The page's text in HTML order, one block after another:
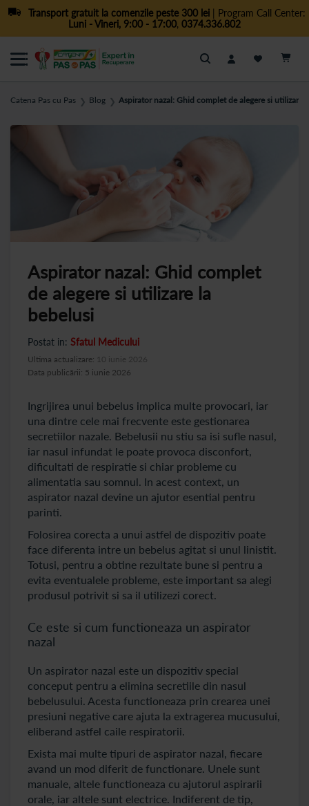
Transport gratuit la comenzile peste 300 lei| Program Call Center:
Luni - Vineri, 9:00 - 17:00, 0374.336.802
Cautare
Catena Pas cu Pas ❯ Blog ❯ Aspirator nazal: Ghid complet de alegere si utilizare
Aspirator nazal: Ghid complet
de alegere si utilizare la
bebelusi
Postat in: Sfatul Medicului
Data publicării: 5 iunie 2026
Ultima actualizare: 10 iunie 2026
Ingrijirea unui bebelus implica multe provocari, iar
una dintre cele mai frecvente este gestionarea
secretiilor nazale. Bebelusii nu stiu sa isi sufle nasul,
iar nasul infundat le poate provoca disconfort,
dificultati de respiratie si chiar probleme cu
alimentatia sau somnul. In acest context, un
aspirator nazal devine un ajutor esential pentru
parinti.
Folosirea corecta a unui astfel de dispozitiv poate
face diferenta intre un bebelus agitat si unul linistit.
Totusi, pentru a obtine rezultate bune si pentru a
evita eventualele probleme, este important sa alegi
produsul potrivit si sa il utilizezi corect.
Ce este si cum functioneaza un aspirator
nazal
Un aspirator nazal este un dispozitiv special
conceput pentru a elimina secretiile din nasul
bebelusului. Acesta functioneaza prin crearea unei
presiuni negative care ajuta la extragerea mucusului,
eliberand astfel caile respiratorii.
Exista mai multe tipuri de aspirator nazal, fiecare
avand un mod diferit de functionare. Unele sunt
manuale, altele functioneaza cu ajutorul aspirarii
orale, iar altele sunt electrice. Indiferent de tip,